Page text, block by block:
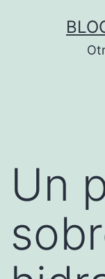
Un